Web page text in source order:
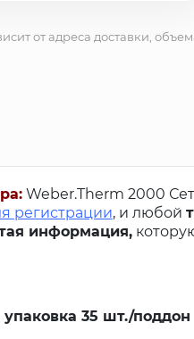
от адреса доставки,
Weber.Therm 2000
регистрации, и любой
информация,
35 шт./поддон